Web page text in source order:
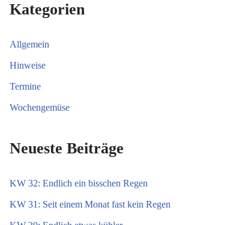
Kategorien
Allgemein
Hinweise
Termine
Wochengemüse
Neueste Beiträge
KW 32: Endlich ein bisschen Regen
KW 31: Seit einem Monat fast kein Regen